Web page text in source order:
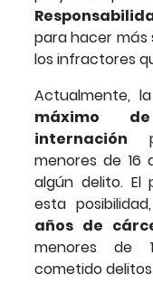
para hacer más
los infractores
Actualmente,
máximo
internación
menores de 16
algún delito. El
esta posibilidad,
años de
menores de
cometido